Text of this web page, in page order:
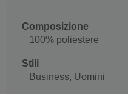
Composizione
100% poliestere
Stili
Business, Uomini